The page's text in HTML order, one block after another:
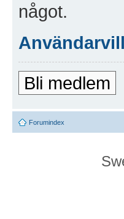
något.
Bli medlem
Forumindex